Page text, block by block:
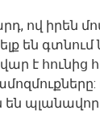
ով իրեն
են
է հունից